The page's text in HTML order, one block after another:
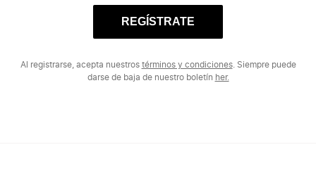
REGÍSTRATE
Al registrarse, acepta nuestros términos y condiciones. Siempre puede
darse de baja de nuestro boletín her.